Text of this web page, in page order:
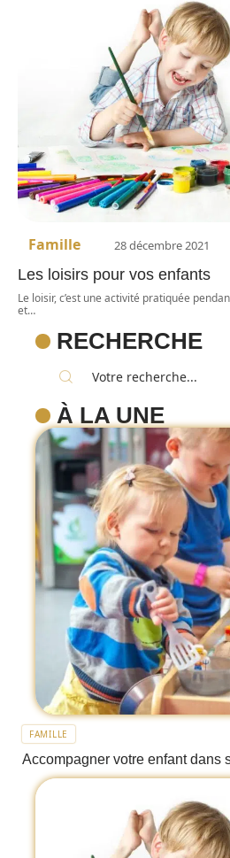
Famille 28 décembre 2021
Les loisirs pour vos enfants
Le loisir, c’est une activité pratiquée
et…
RECHERCHE
À LA UNE
FAMILLE
Accompagner votre enfant dans